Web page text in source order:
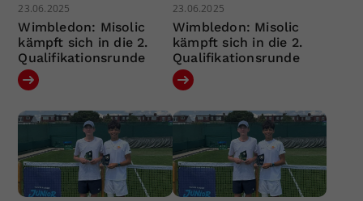
23.06.2025
Wimbledon: Misolic
kämpft sich in die 2.
Qualifikationsrunde
23.06.2025
Wimbledon: Misolic
kämpft sich in die 2.
Qualifikationsrunde